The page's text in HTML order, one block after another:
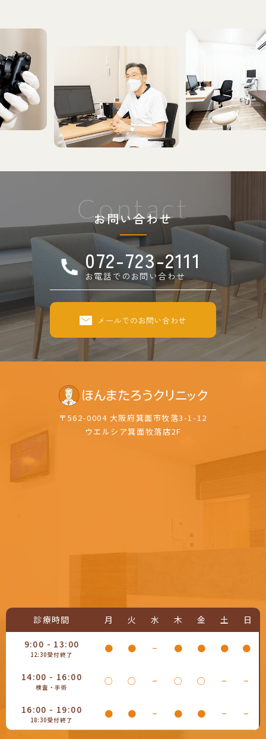
Contact
お問い合わせ
072-723-2111
お電話でのお問い合わせ
メールでのお問い合わせ
〒562-0004 大阪府箕面市牧落3-1-12
ウエルシア箕面牧落店2F
診療時間 月 火 水 木 金 土 日
9:00 - 13:00
12:30受付終了
● ● − ● ● ● ●
14:00 - 16:00
検査・手術
○ ○ − ○ ○ − −
16:00 - 19:00
18:30受付終了
● ● − ● ● − −